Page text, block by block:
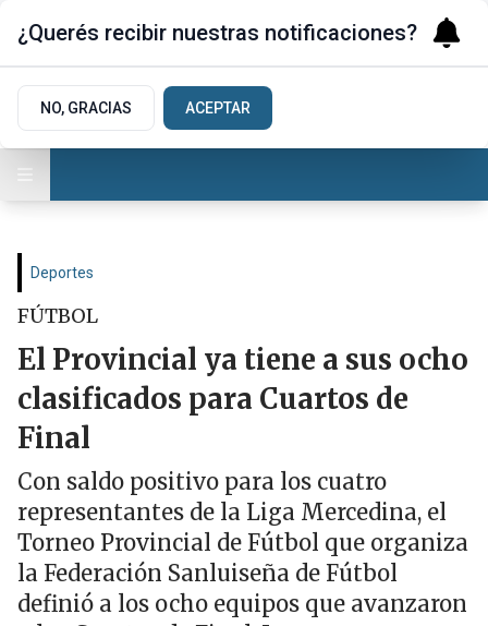
Deportes
FÚTBOL
El Provincial ya tiene a sus ocho
clasificados para Cuartos de
Final
Con saldo positivo para los cuatro
representantes de la Liga Mercedina, el
Torneo Provincial de Fútbol que organiza
la Federación Sanluiseña de Fútbol
definió a los ocho equipos que avanzaron
¿Querés recibir nuestras notificaciones?
NO, GRACIAS ACEPTAR